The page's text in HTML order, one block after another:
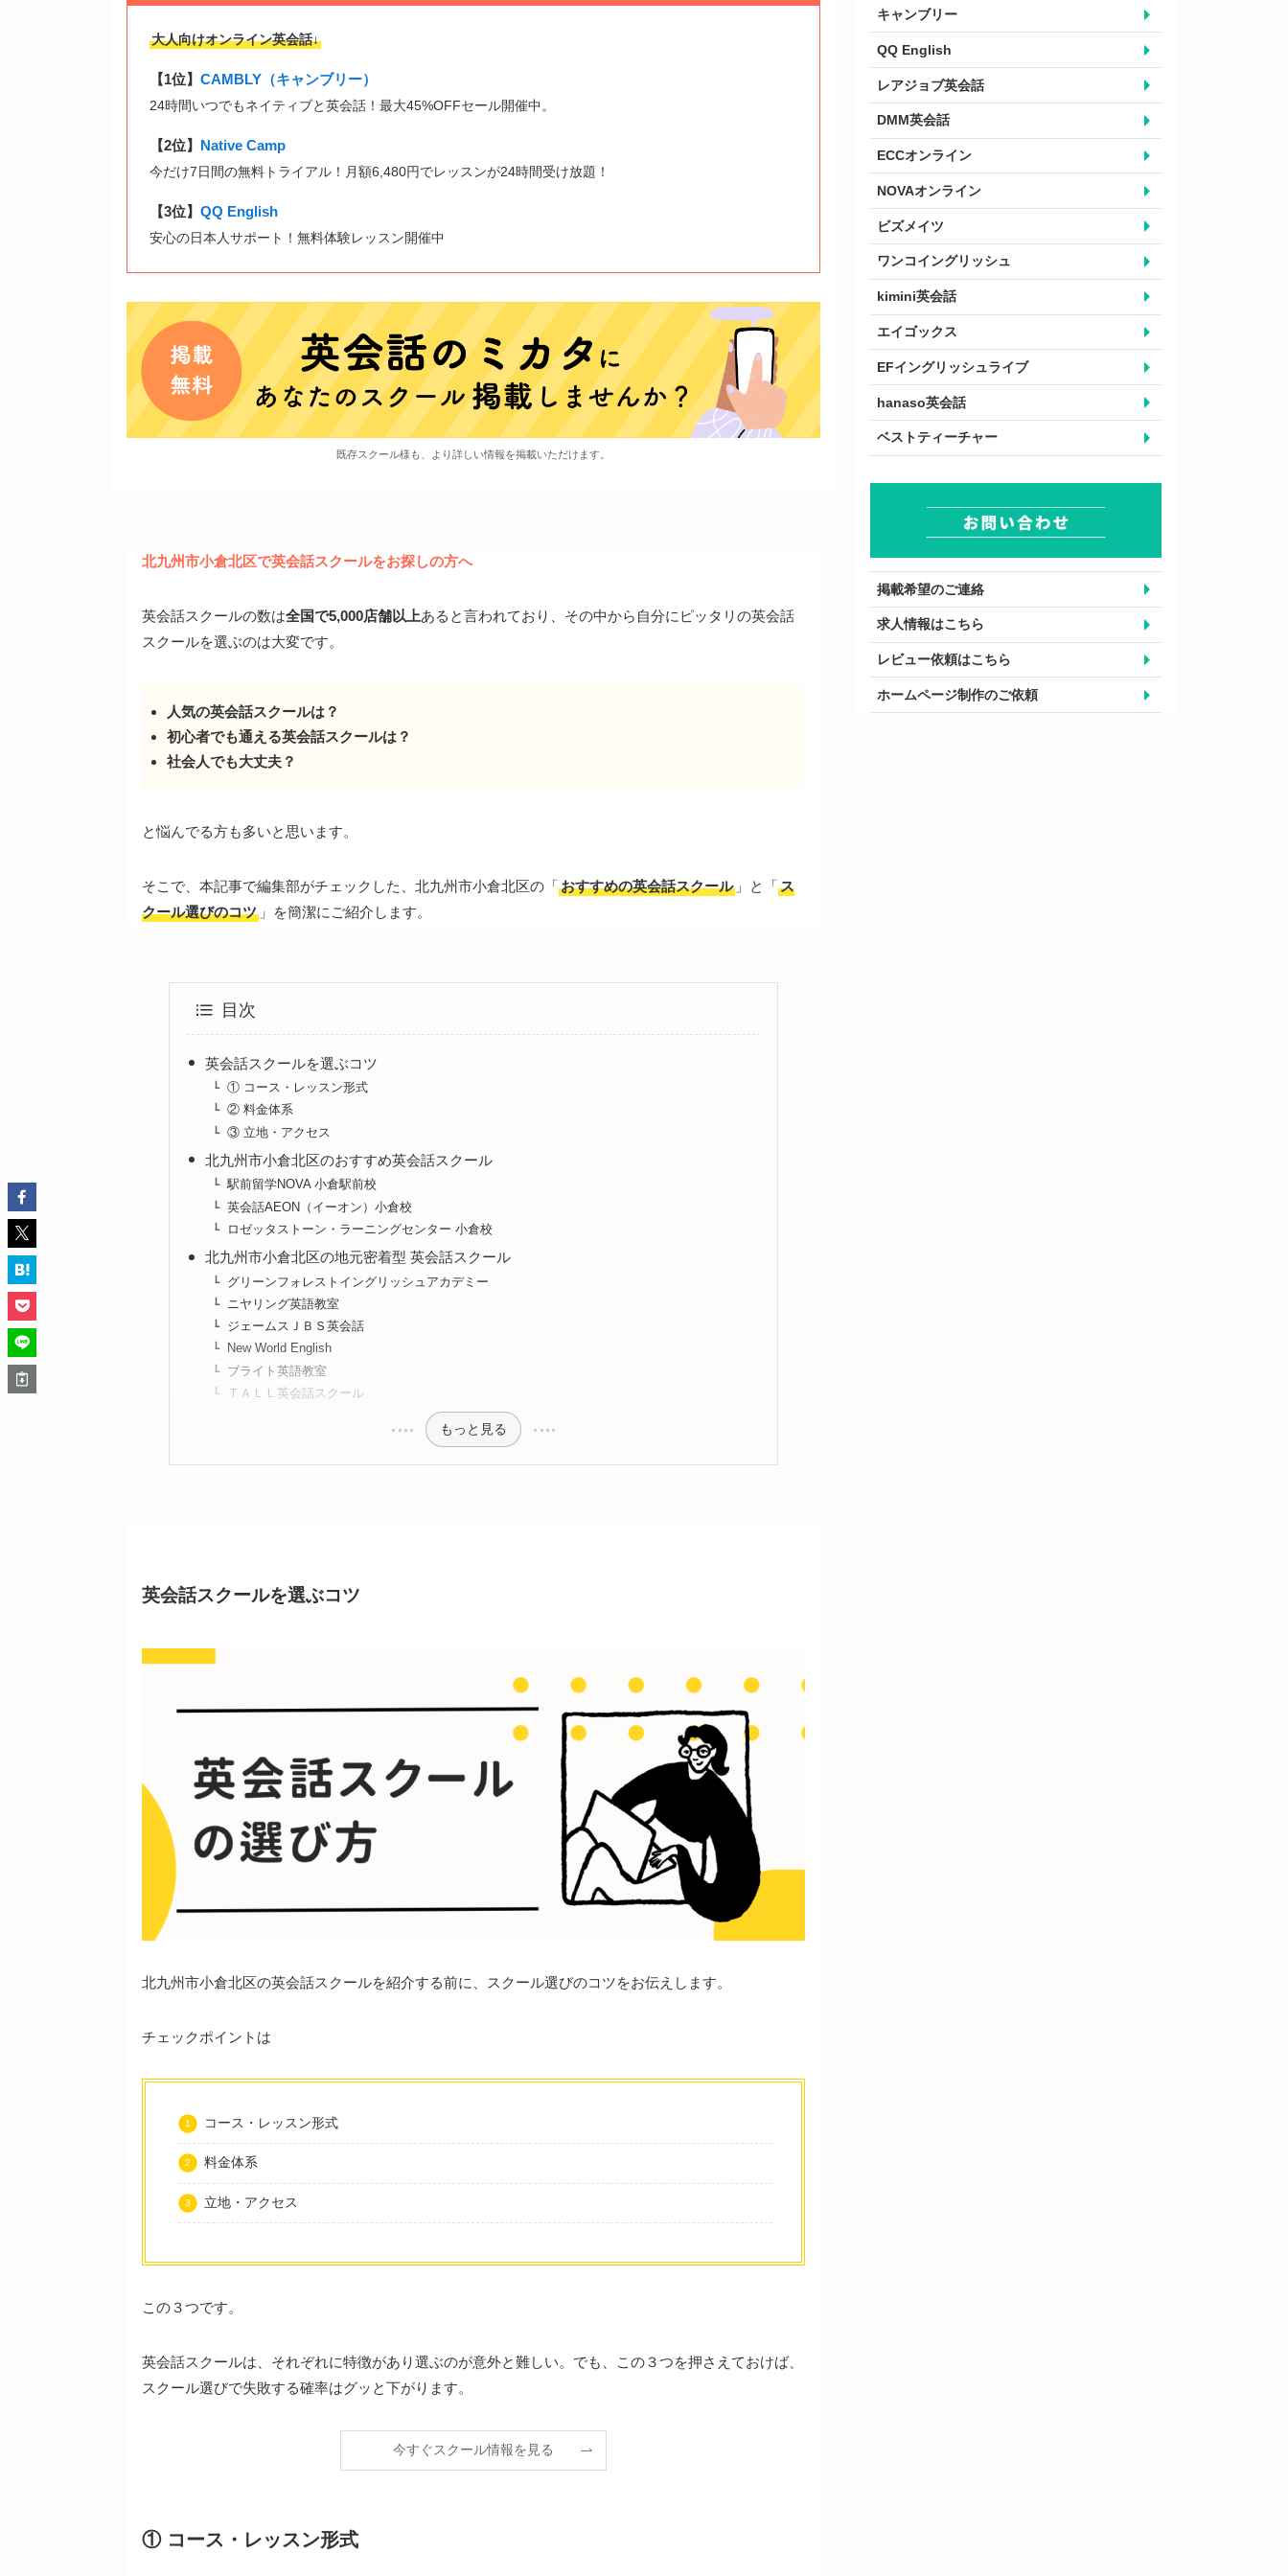
大人向けオンライン英会話↓
【1位】 CAMBLY（キャンブリー）
24時間いつでもネイティブと英会話！最大45%OFFセール開催中。
【2位】 Native Camp
今だけ7日間の無料トライアル！月額6,480円でレッスンが24時間受け放題！
【3位】 QQ English
安心の日本人サポート！無料体験レッスン開催中
既存スクール様も、より詳しい情報を掲載いただけます。
北九州市小倉北区で英会話スクールをお探しの方へ
英会話スクールの数は全国で5,000店舗以上あると言われており、その中から自分にピッタリの英会話
スクールを選ぶのは大変です。
人気の英会話スクールは？
初心者でも通える英会話スクールは？
社会人でも大丈夫？
と悩んでる方も多いと思います。
そこで、本記事で編集部がチェックした、北九州市小倉北区の「おすすめの英会話スクール 」と「ス
クール選びのコツ 」を簡潔にご紹介します。
目次
英会話スクールを選ぶコツ
① コース・レッスン形式
② 料金体系
③ 立地・アクセス
北九州市小倉北区のおすすめ英会話スクール
駅前留学NOVA 小倉駅前校
英会話AEON（イーオン）小倉校
ロゼッタストーン・ラーニングセンター 小倉校
北九州市小倉北区の地元密着型 英会話スクール
グリーンフォレストイングリッシュアカデミー
ニヤリング英語教室
ジェームスＪＢＳ英会話
New World English
ブライト英語教室
ＴＡＬＬ英会話スクール
もっと見る
英会話スクールを選ぶコツ
北九州市小倉北区の英会話スクールを紹介する前に、スクール選びのコツをお伝えします。
チェックポイントは
コース・レッスン形式
料金体系
立地・アクセス
この３つです。
英会話スクールは、それぞれに特徴があり選ぶのが意外と難しい。でも、この３つを押さえておけば、
スクール選びで失敗する確率はグッと下がります。
今すぐスクール情報を見る
① コース・レッスン形式
キャンブリー
QQ English
レアジョブ英会話
DMM英会話
ECCオンライン
NOVAオンライン
ビズメイツ
ワンコイングリッシュ
kimini英会話
エイゴックス
EFイングリッシュライブ
hanaso英会話
ベストティーチャー
掲載希望のご連絡
求人情報はこちら
レビュー依頼はこちら
ホームページ制作のご依頼